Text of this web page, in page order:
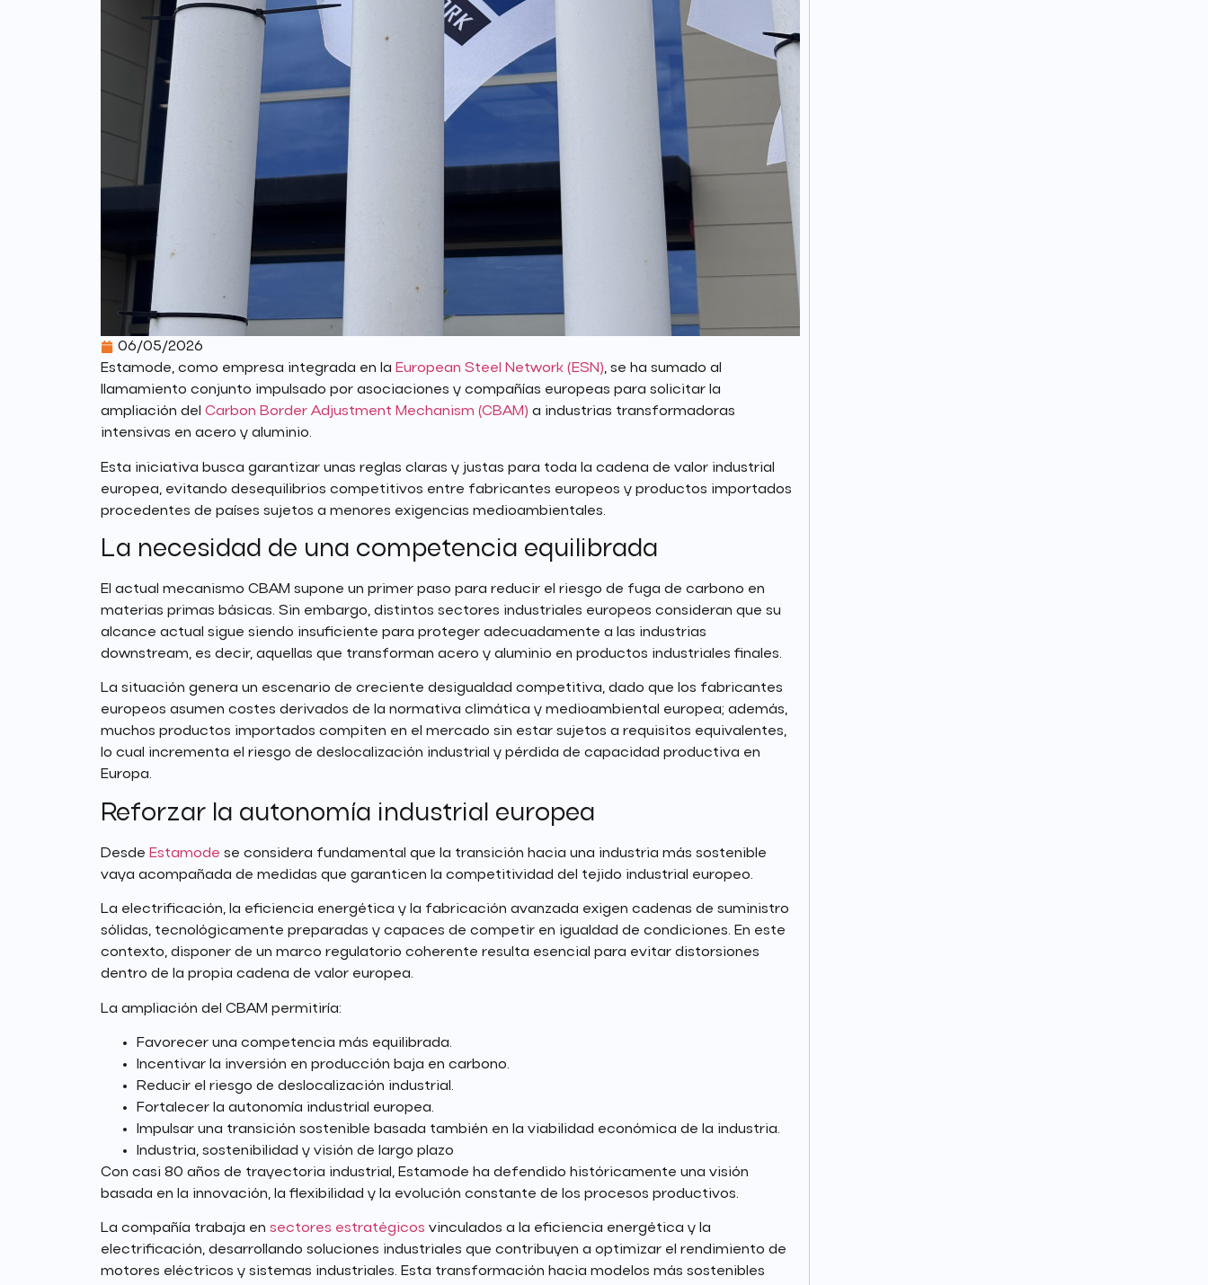
06/05/2026
Estamode, como empresa integrada en la European Steel Network (ESN), se ha sumado al
llamamiento conjunto impulsado por asociaciones y compañías europeas para solicitar la
ampliación del Carbon Border Adjustment Mechanism (CBAM) a industrias transformadoras
intensivas en acero y aluminio.
Esta iniciativa busca garantizar unas reglas claras y justas para toda la cadena de valor industrial
europea, evitando desequilibrios competitivos entre fabricantes europeos y productos importados
procedentes de países sujetos a menores exigencias medioambientales.
La necesidad de una competencia equilibrada
El actual mecanismo CBAM supone un primer paso para reducir el riesgo de fuga de carbono en
materias primas básicas. Sin embargo, distintos sectores industriales europeos consideran que su
alcance actual sigue siendo insuficiente para proteger adecuadamente a las industrias
downstream, es decir, aquellas que transforman acero y aluminio en productos industriales finales.
La situación genera un escenario de creciente desigualdad competitiva, dado que los fabricantes
europeos asumen costes derivados de la normativa climática y medioambiental europea; además,
muchos productos importados compiten en el mercado sin estar sujetos a requisitos equivalentes,
lo cual incrementa el riesgo de deslocalización industrial y pérdida de capacidad productiva en
Europa.
Reforzar la autonomía industrial europea
Desde Estamode se considera fundamental que la transición hacia una industria más sostenible
vaya acompañada de medidas que garanticen la competitividad del tejido industrial europeo.
La electrificación, la eficiencia energética y la fabricación avanzada exigen cadenas de suministro
sólidas, tecnológicamente preparadas y capaces de competir en igualdad de condiciones. En este
contexto, disponer de un marco regulatorio coherente resulta esencial para evitar distorsiones
dentro de la propia cadena de valor europea.
La ampliación del CBAM permitiría:
Favorecer una competencia más equilibrada.
Incentivar la inversión en producción baja en carbono.
Reducir el riesgo de deslocalización industrial.
Fortalecer la autonomía industrial europea.
Impulsar una transición sostenible basada también en la viabilidad económica de la industria.
Industria, sostenibilidad y visión de largo plazo
Con casi 80 años de trayectoria industrial, Estamode ha defendido históricamente una visión
basada en la innovación, la flexibilidad y la evolución constante de los procesos productivos.
La compañía trabaja en sectores estratégicos vinculados a la eficiencia energética y la
electrificación, desarrollando soluciones industriales que contribuyen a optimizar el rendimiento de
motores eléctricos y sistemas industriales. Esta transformación hacia modelos más sostenibles